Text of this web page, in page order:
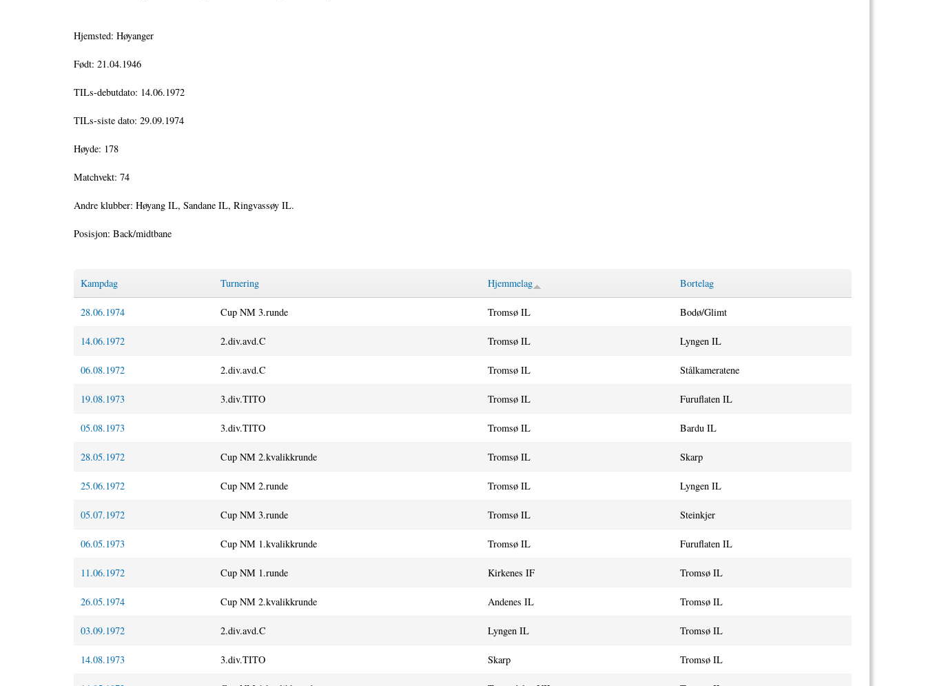
Hjemsted: Høyanger
Født: 21.04.1946
TILs-debutdato: 14.06.1972
TILs-siste dato: 29.09.1974
Høyde: 178
Matchvekt: 74
Andre klubber: Høyang IL, Sandane IL, Ringvassøy IL.
Posisjon: Back/midtbane
Kampdag Turnering Hjemmelag Bortelag
28.06.1974 Cup NM 3.runde Tromsø IL Bodø/Glimt
14.06.1972 2.div.avd.C Tromsø IL Lyngen IL
06.08.1972 2.div.avd.C Tromsø IL Stålkameratene
19.08.1973 3.div.TITO Tromsø IL Furuflaten IL
05.08.1973 3.div.TITO Tromsø IL Bardu IL
28.05.1972 Cup NM 2.kvalikkrunde Tromsø IL Skarp
25.06.1972 Cup NM 2.runde Tromsø IL Lyngen IL
05.07.1972 Cup NM 3.runde Tromsø IL Steinkjer
06.05.1973 Cup NM 1.kvalikkrunde Tromsø IL Furuflaten IL
11.06.1972 Cup NM 1.runde Kirkenes IF Tromsø IL
26.05.1974 Cup NM 2.kvalikkrunde Andenes IL Tromsø IL
03.09.1972 2.div.avd.C Lyngen IL Tromsø IL
14.08.1973 3.div.TITO Skarp Tromsø IL